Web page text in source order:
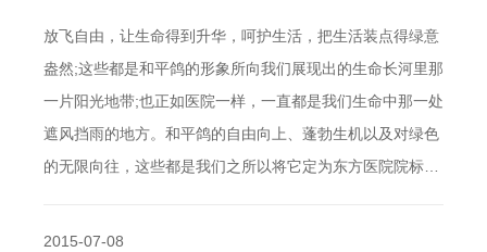
放飞自由，让生命得到升华，呵护生活，把生活装点得绿意
盎然;这些都是和平鸽的形象所向我们展现出的生命长河里那
一片阳光地带;也正如医院一样，一直都是我们生命中那一处
遮风挡雨的地方。和平鸽的自由向上、蓬勃生机以及对绿色
的无限向往，这些都是我们之所以将它定为东方医院院标…
2015-07-08